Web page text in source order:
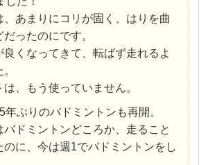
、あまりにコリが固く、はりを曲
ったのにです。
くなってきて、転ばず走れるよ
、もう使っていません。
ぶりのバドミントンも再開。
バドミントンどころか、走ること
のに、今は週1でバドミントンをし